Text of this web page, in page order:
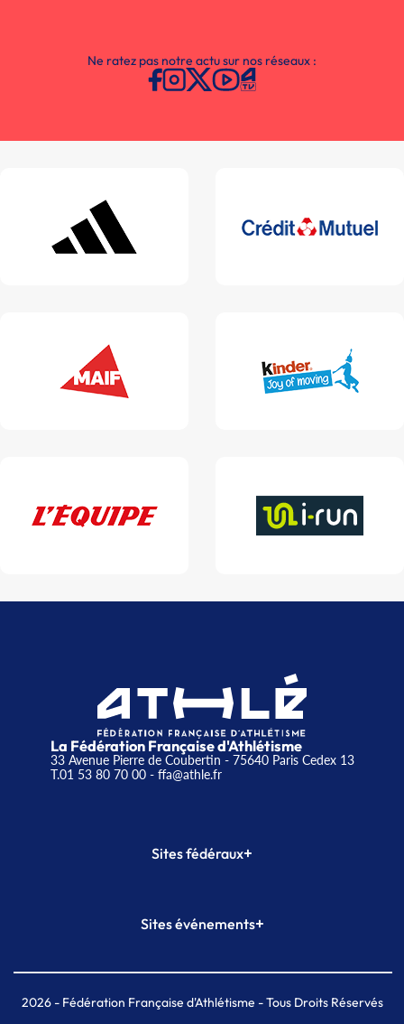
Ne ratez pas notre actu sur nos réseaux :
La Fédération Française d'Athlétisme
33 Avenue Pierre de Coubertin - 75640 Paris Cedex 13
T.01 53 80 70 00- ffa@athle.fr
Sites fédéraux+
Plateforme Formation
Sites événements+
Meeting de Paris indoor
MAIF Ekiden de Paris
2026- Fédération Française d'Athlétisme - Tous Droits Réservés